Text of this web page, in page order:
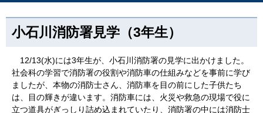
小石川消防署見学（3年生）
12/13(水)には3年生が、小石川消防署の見学に出かけました。
社会科の学習で消防署の役割や消防車の仕組みなどを事前に学び
ましたが、本物の消防士さん、消防車を目の前にした子供たち
は、目の輝きが違います。消防車には、火災や救急の現場で役に
立つ道具がぎっしり詰め込まれていたり、消防署の中には消防士